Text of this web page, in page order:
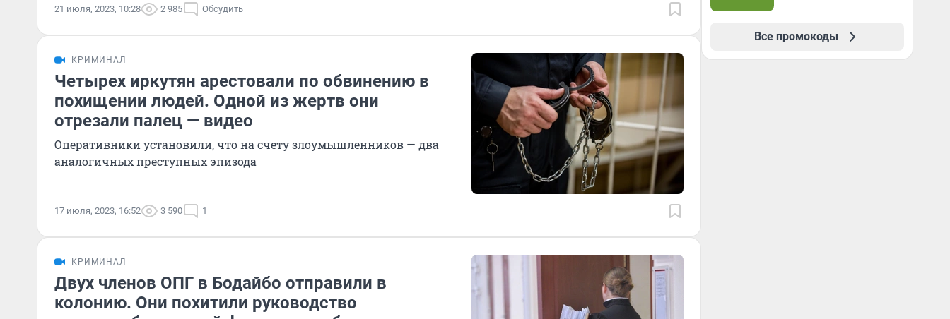
21 июля, 2023, 10:28 2 985 Обсудить
КРИМИНАЛ
Четырех иркутян арестовали по обвинению в
похищении людей. Одной из жертв они
отрезали палец — видео
Оперативники установили, что на счету злоумышленников — два
аналогичных преступных эпизода
17 июля, 2023, 16:52 3 590 1
КРИМИНАЛ
Двух членов ОПГ в Бодайбо отправили в
колонию. Они похитили руководство
Все промокоды